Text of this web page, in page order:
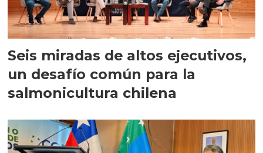
Seis miradas de altos ejecutivos,
un desafío común para la
salmonicultura chilena